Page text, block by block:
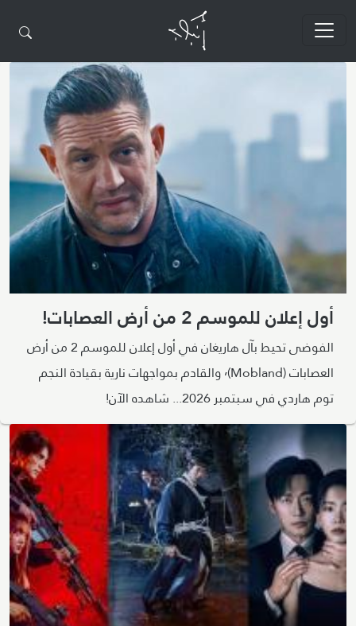
أول إعلان للموسم 2 من أرض العصابات!
الفوضى تحيط بآل هاريغان في أول إعلان للموسم 2 من أرض
العصابات (Mobland)٬ والقادم بمواجهات نارية بقيادة النجم
توم هاردي في سبتمبر 2026... شاهده الآن!